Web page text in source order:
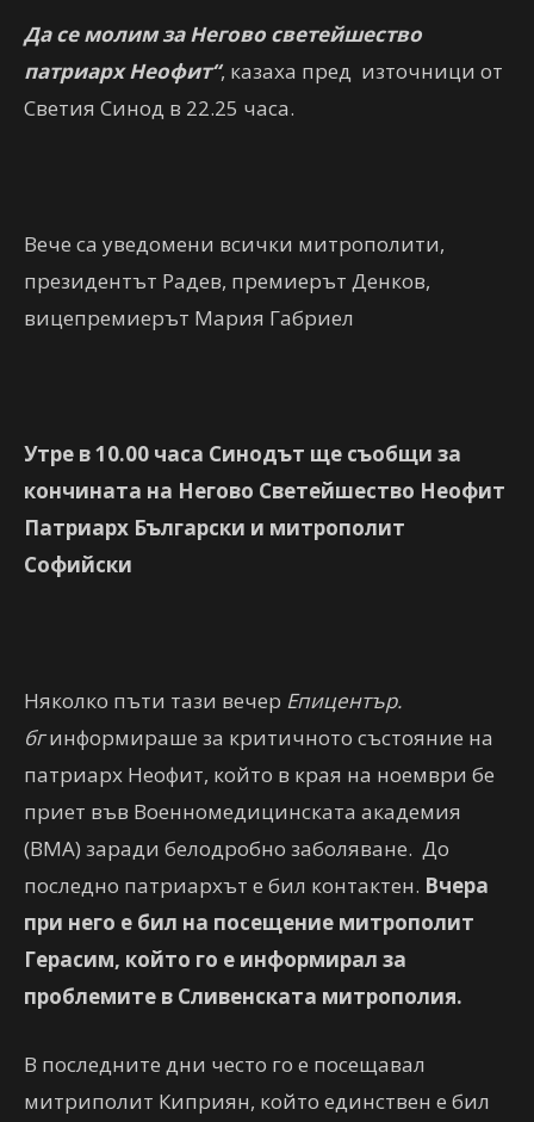
Да се молим за Негово светейшество
патриарх Неофит“, казаха пред източници от
Светия Синод в 22.25 часа.
Вече са уведомени всички митрополити,
президентът Радев, премиерът Денков,
вицепремиерът Мария Габриел
Утре в 10.00 часа Синодът ще съобщи за
кончината на Негово Светейшество Неофит
Патриарх Български и митрополит
Софийски
Няколко пъти тази вечер Епицентър.
бгинформираше за критичното състояние на
патриарх Неофит, който в края на ноември бе
приет във Военномедицинската академия
(ВМА) заради белодробно заболяване. До
последно патриархът е бил контактен. Вчера
при него е бил на посещение митрополит
Герасим, който го е информирал за
проблемите в Сливенската митрополия.
В последните дни често го е посещавал
митриполит Киприян, който единствен е бил